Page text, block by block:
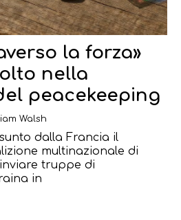
la forza»
nella
peacekeeping
Walsh
dalla Francia il
multinazionale di
truppe di
in